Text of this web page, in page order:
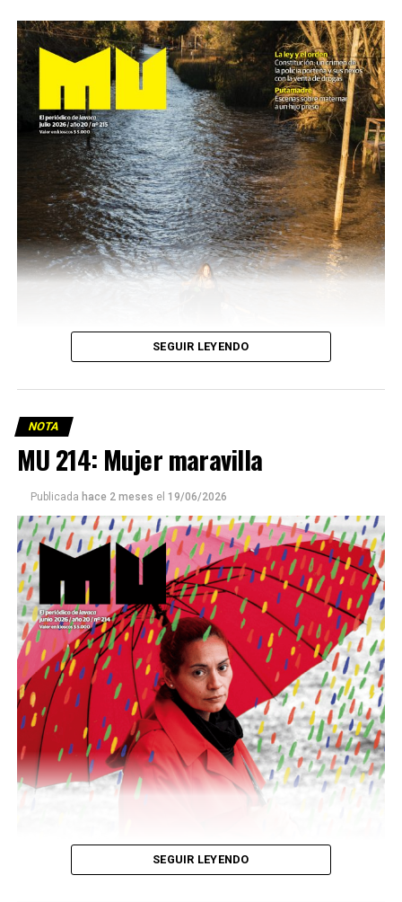
Este número 215 de MU ☝️viene con doble tapa, que
podría ser una frase:
Sin chamuyo, a remarla.
Descargar la Mu en PDF
SEGUIR LEYENDO
NOTA
MU 214: Mujer maravilla
Publicada hace 2 meses el 19/06/2026
SEGUIR LEYENDO